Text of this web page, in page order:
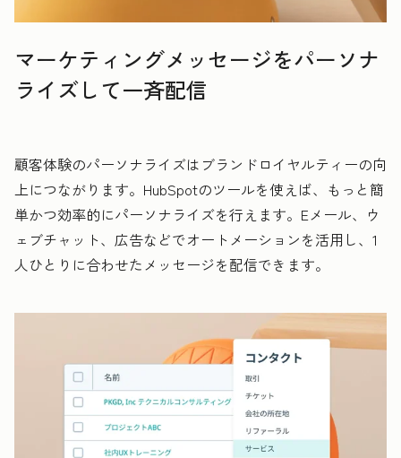
マーケティングメッセージをパーソナ
ライズして一斉配信
顧客体験のパーソナライズはブランドロイヤルティーの向
上につながります。HubSpotのツールを使えば、もっと簡
単かつ効率的にパーソナライズを行えます。Eメール、ウ
ェブチャット、広告などでオートメーションを活用し、1
人ひとりに合わせたメッセージを配信できます。